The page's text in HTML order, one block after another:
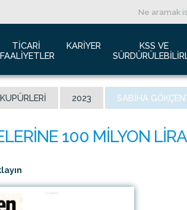
Berhad
TICARI
FAALIYETLER
Havacılık Pazarlama
Reklam Fırsatları
Kiralık Alanlar
Konferans Salonu
İhale Duyuruları
KARIYER
İnsan Kaynakları Politikası
KSS VE
Yeşil Havaalanı
Engelsiz
2023 SABIHA